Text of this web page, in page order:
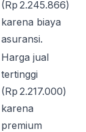
(Rp 2.245.866)
karena biaya
asuransi.
Harga jual
tertinggi
(Rp 2.217.000)
karena
premium